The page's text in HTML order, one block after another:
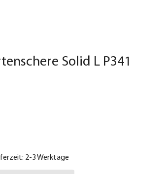
Solid L P341
2-3 Werktage